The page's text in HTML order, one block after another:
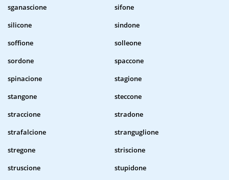
sganascione
sifone
silicone
sindone
soffione
solleone
sordone
spaccone
spinacione
stagione
stangone
steccone
straccione
stradone
strafalcione
stranguglione
stregone
striscione
struscione
stupidone